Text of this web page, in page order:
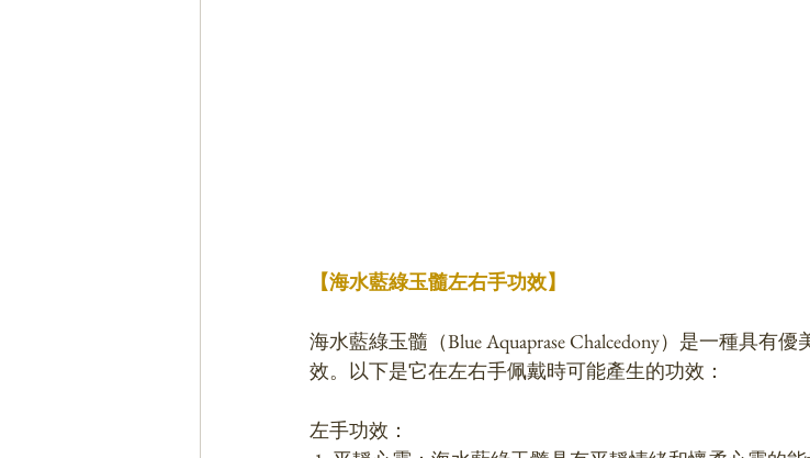
【海水藍綠玉髓左右手功效】
海水藍綠玉髓（Blue Aquaprase Chalcedony）是一種具有
效。以下是它在左右手佩戴時可能產生的功效：
左手功效：